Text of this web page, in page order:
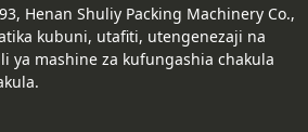
Henan Shuliy Packing Machinery Co.,
kubuni, utafiti, utengenezaji na
ya mashine za kufungashia chakula